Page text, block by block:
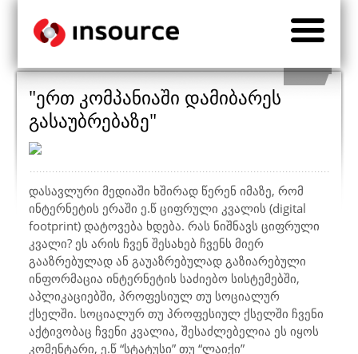
"ერთ კომპანიაში დამიბარეს
გასაუბრებაზე"
დასავლური მედიაში ხშირად წერენ იმაზე, რომ
ინტერნეტის ერაში ე.წ ციფრული კვალის (digital
footprint) დატოვება ხდება. რას ნიშნავს ციფრული
კვალი? ეს არის ჩვენ შესახებ ჩვენს მიერ
გააზრებულად ან გაუაზრებულად გაზიარებული
ინფორმაცია ინტერნეტის საძიებო სისტემებში,
აპლიკაციებში, პროფესიულ თუ სოციალურ
ქსელში. სოციალურ თუ პროფესიულ ქსელში ჩვენი
აქტივობაც ჩვენი კვალია, შესაძლებელია ეს იყოს
კომენტარი, ე.წ “სტატუსი” თუ “ლაიქი”